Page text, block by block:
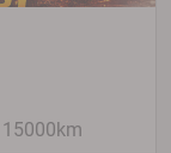
15000km